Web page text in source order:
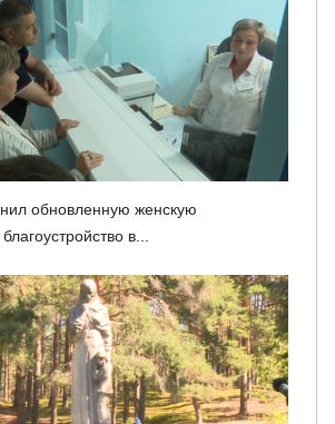
обновленную женскую
в...